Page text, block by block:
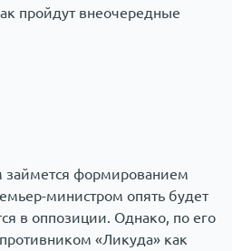
пройдут внеочередные
займется формированием
министром опять будет
в оппозиции. Однако, по его
«Ликуда» как